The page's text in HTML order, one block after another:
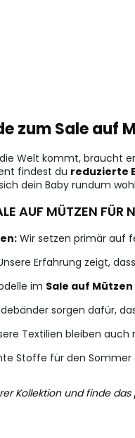
zum Sale auf
Welt kommt, braucht
findest du reduzierte
dein Baby rundum
AUF MÜTZEN FÜR
Wir setzen primär auf
Erfahrung zeigt,
im Sale auf
sorgen dafür,
Textilien bleiben
Stoffe für den Sommer
Kollektion und finde